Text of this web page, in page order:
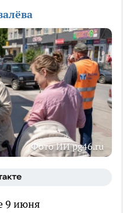
Фото ИИ pg46.ru
9 июня